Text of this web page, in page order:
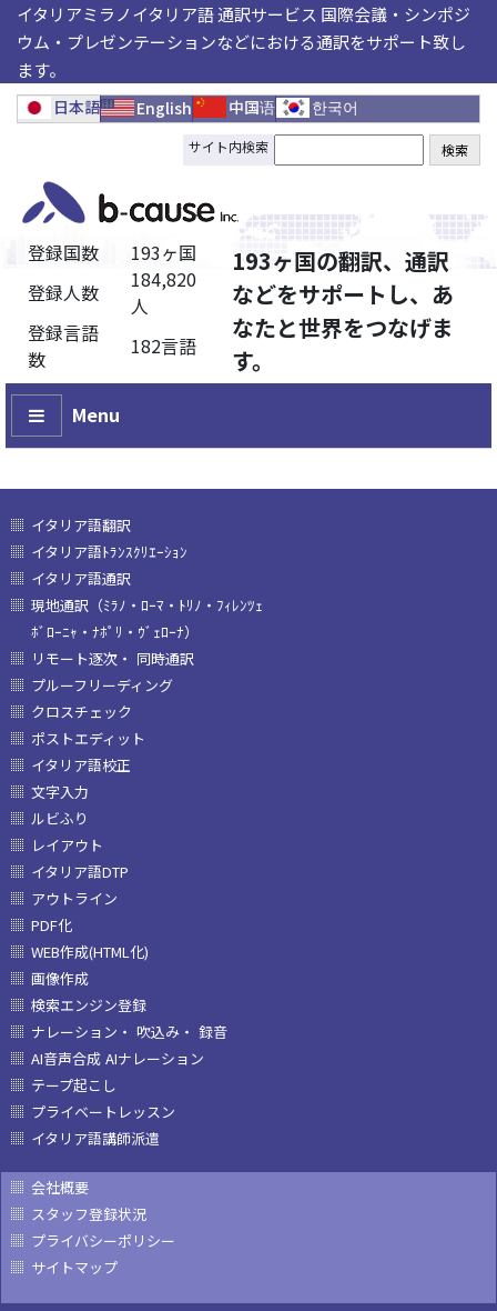
イタリアミラノイタリア語 通訳サービス 国際会議・シンポジ
ウム・プレゼンテーションなどにおける通訳をサポート致し
ます。